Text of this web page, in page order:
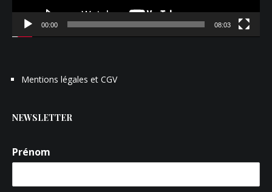
00:00 08:03
Mentions légales et CGV
NEWSLETTER
Prénom